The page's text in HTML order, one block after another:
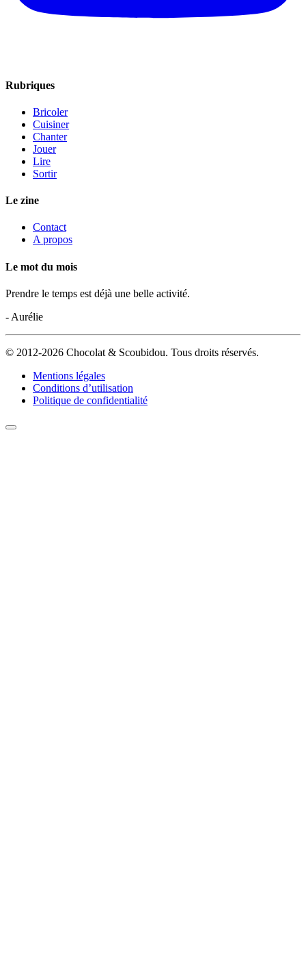
Rubriques
Bricoler
Cuisiner
Chanter
Jouer
Lire
Sortir
Le zine
Contact
A propos
Le mot du mois
Prendre le temps est déjà une belle activité.
- Aurélie
© 2012-2026 Chocolat & Scoubidou. Tous droits réservés.
Mentions légales
Conditions d’utilisation
Politique de confidentialité